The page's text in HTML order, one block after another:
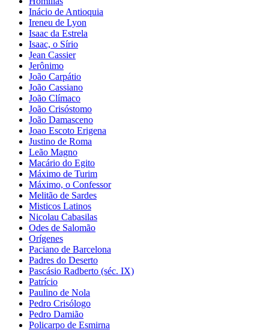
Inácio de Antioquia
Ireneu de Lyon
Isaac da Estrela
Isaac, o Sírio
Jean Cassier
Jerônimo
João Carpátio
João Cassiano
João Clímaco
João Crisóstomo
João Damasceno
Joao Escoto Erigena
Justino de Roma
Leão Magno
Macário do Egito
Máximo de Turim
Máximo, o Confessor
Melitão de Sardes
Misticos Latinos
Nicolau Cabasilas
Odes de Salomão
Orígenes
Paciano de Barcelona
Padres do Deserto
Pascásio Radberto (séc. IX)
Patrício
Paulino de Nola
Pedro Crisólogo
Pedro Damião
Policarpo de Esmirna